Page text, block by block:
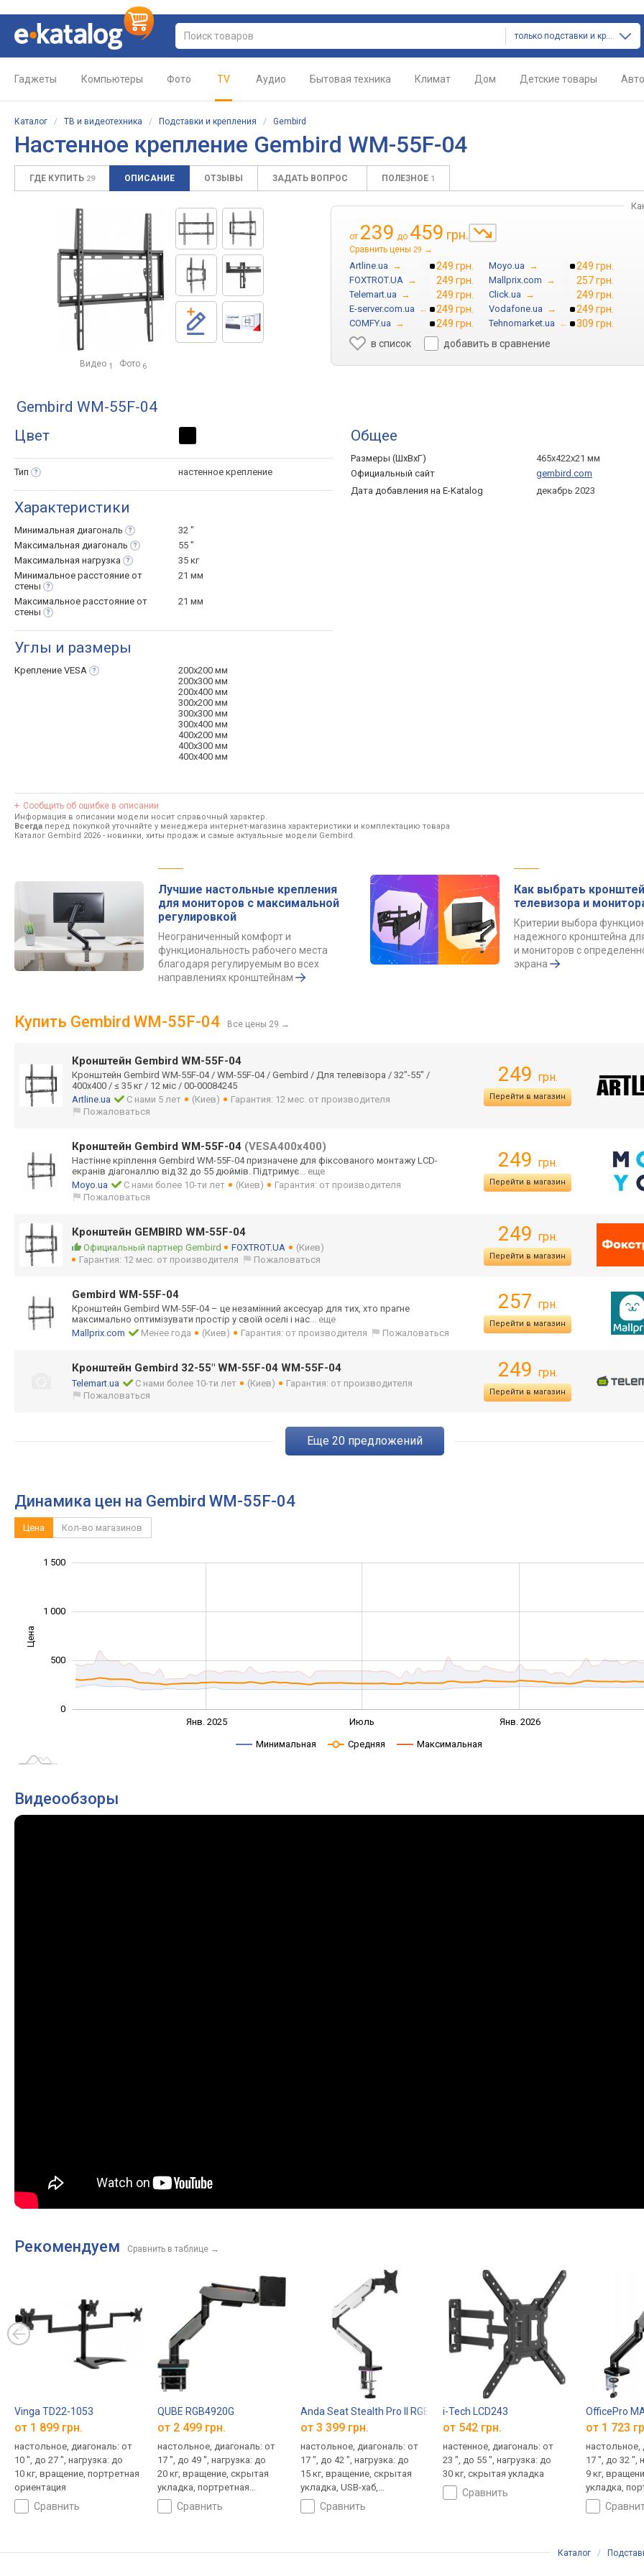
только подставки и крепления
Гаджеты Компьютеры Фото TV Аудио Бытовая техника Климат Дом Детские товары Авто
Каталог / ТВ и видеотехника / Подставки и крепления / Gembird
Настенное крепление Gembird WM-55F-04
ГДЕ КУПИТЬ 29 ОПИСАНИЕ ОТЗЫВЫ ЗАДАТЬ ВОПРОС ПОЛЕЗНОЕ 1
Видео 1 Фото 6
от 239 до 459 грн.
Сравнить цены 29 →
Artline.ua → 249 грн. Moyo.ua → 249 грн.
FOXTROT.UA → 249 грн. Mallprix.com → 257 грн.
Telemart.ua → 249 грн. Click.ua → 249 грн.
E-server.com.ua → 249 грн. Vodafone.ua → 249 грн.
COMFY.ua → 249 грн. Tehnomarket.ua →
309 грн.
в список
добавить в сравнение
Gembird WM-55F-04
Цвет
Тип настенное крепление
Характеристики
Минимальная диагональ
32 "
Максимальная диагональ
55 "
Максимальная нагрузка
35 кг
Минимальное расстояние от
стены
21 мм
Максимальное расстояние от
стены
21 мм
Углы и размеры
Крепление VESA
200x200 мм
200х300 мм
200x400 мм
300x200 мм
300x300 мм
300x400 мм
400x200 мм
400x300 мм
400x400 мм
Общее
Размеры (ШхВхГ)
465x422x21 мм
Официальный сайт
gembird.com
Дата добавления на E-Katalog
декабрь 2023
Сообщить об ошибке в описании
Информация в описании модели носит справочный характер.
Всегда перед покупкой уточняйте у менеджера интернет-магазина характеристики и комплектацию товара
Каталог Gembird 2026 - новинки, хиты продаж и самые актуальные модели Gembird.
Лучшие настольные крепления
для мониторов с максимальной
регулировкой
Неограниченный комфорт и
функциональность рабочего места
благодаря регулируемым во всех
направлениях кронштейнам
Как выбрать
телевизора и
Критерии выбора
надежного кронштейна
и мониторов с
экрана
Купить Gembird WM-55F-04 Все цены 29 →
Кронштейн Gembird WM-55F-04
Кронштейн Gembird WM-55F-04 / WM-55F-04 / Gembird / Для телевізора / 32"-55" /
400x400 / ≤ 35 кг / 12 міс / 00-00084245
Artline.ua
С нами 5 лет (Киев)
Гарантия: 12 мес. от производителя
Пожаловаться
249 грн.
Перейти в магазин
Кронштейн Gembird WM-55F-04 (VESA400х400)
Настінне кріплення Gembird WM-55F-04 призначене для фіксованого монтажу LCD-
екранів діагоналлю від 32 до 55 дюймів. Підтримує... еще
Moyo.ua
С нами более 10-ти лет (Киев)
Гарантия: от производителя
Пожаловаться
249 грн.
Перейти в магазин
Кронштейн GEMBIRD WM-55F-04
Официальный партнер Gembird FOXTROT.UA
(Киев)
Гарантия: 12 мес. от производителя
Пожаловаться
249 грн.
Перейти в магазин
Gembird WM-55F-04
Кронштейн Gembird WM-55F-04 – це незамінний аксесуар для тих, хто прагне
максимально оптимізувати простір у своїй оселі і нас... еще
Mallprix.com
Менее года (Киев) Гарантия: от производителя Пожаловаться
257 грн.
Перейти в магазин
Кронштейн Gembird 32-55" WM-55F-04 WM-55F-04
Telemart.ua С нами более 10-ти лет (Киев)
Гарантия: от производителя
Пожаловаться
249 грн.
Перейти в магазин
eще 20предложений
Динамика цен на Gembird WM-55F-04
Цена Кол-во магазинов
Цена
0
1 500
1 000
500
Янв. 2025 Июль Янв. 2026
Минимальная Средняя Максимальная
Видеообзоры
Рекомендуем Сравнить в таблице →
Vinga TD22-1053
от 1 899 грн.
настольное, диагональ: от
10 ", до 27 ", нагрузка: до
10 кг, вращение, портретная
ориентация
сравнить
QUBE RGB4920G
от 2 499 грн.
настольное, диагональ: от
17 ", до 49 ", нагрузка: до
20 кг, вращение, скрытая
укладка, портретная
ориентациясравнить
Anda Seat Stealth Pro II RGB
от 3 399 грн.
настольное, диагональ: от
17 ", до 42 ", нагрузка: до
15 кг, вращение, скрытая
укладка, USB-хаб,
портретная ориентация
сравнить
i-Tech LCD243
от 542 грн.
настенное, диагональ: от
23 ", до 55 ", нагрузка: до
30 кг, скрытая укладка
сравнить
OfficePro
от 1 723
настольное,
17 ", до 32 ",
9 кг,
укладка,
ориентация
Каталог /